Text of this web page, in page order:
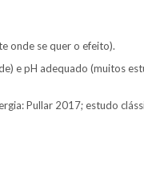
onde se quer o efeito).
e pH adequado (muitos
Pullar 2017; estudo